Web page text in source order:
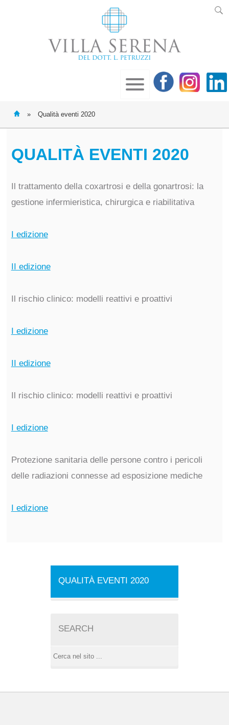
» Qualità eventi 2020
QUALITÀ EVENTI 2020
Il trattamento della coxartrosi e della gonartrosi: la
gestione infermieristica, chirurgica e riabilitativa
I edizione
II edizione
Il rischio clinico: modelli reattivi e proattivi
I edizione
II edizione
Il rischio clinico: modelli reattivi e proattivi
I edizione
Protezione sanitaria delle persone contro i pericoli
delle radiazioni connesse ad esposizione mediche
I edizione
QUALITÀ EVENTI 2020
SEARCH